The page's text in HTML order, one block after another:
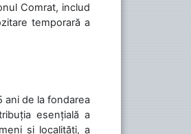
Comrat, includ
temporară a
ani de la fondarea
esențială a
și localități, a